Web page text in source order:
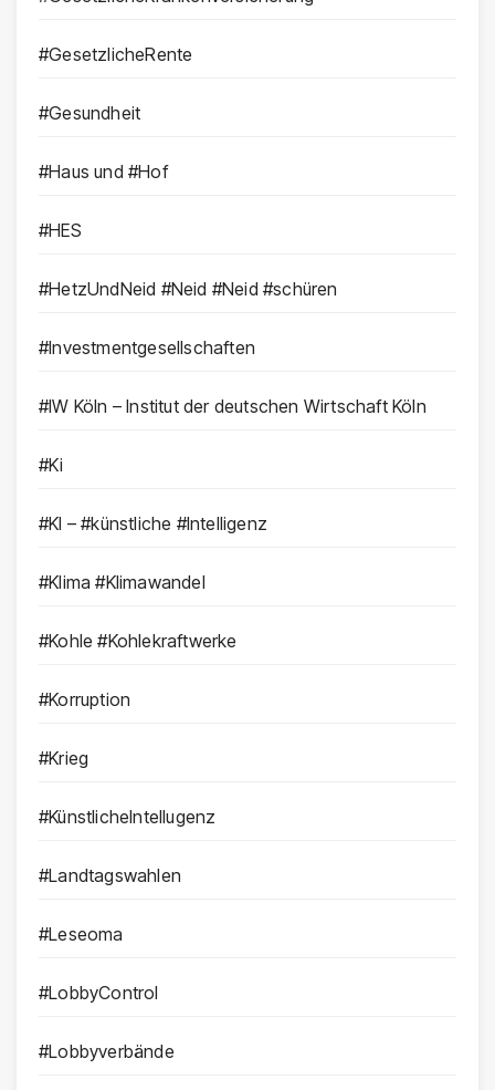
#GesetzlicheRente
#Gesundheit
#Haus und #Hof
#HES
#HetzUndNeid #Neid #Neid #schüren
#Investmentgesellschaften
#IW Köln – Institut der deutschen Wirtschaft Köln
#Ki
#KI – #künstliche #Intelligenz
#Klima #Klimawandel
#Kohle #Kohlekraftwerke
#Korruption
#Krieg
#KünstlicheIntellugenz
#Landtagswahlen
#Leseoma
#LobbyControl
#Lobbyverbände